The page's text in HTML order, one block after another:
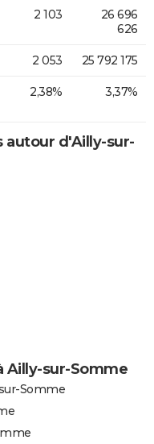
2 103
26 696
626
2 053 25 792 175
2,38% 3,37%
autour d'Ailly-sur-
Ailly-sur-Somme
Somme